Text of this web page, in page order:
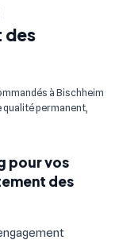
des
à Bischheim
permanent,
pour vos
des